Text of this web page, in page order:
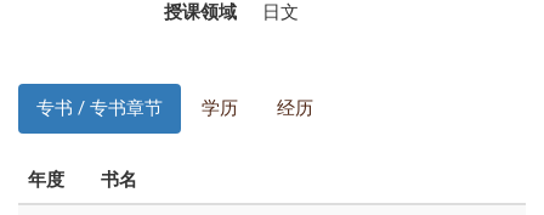
授课领域 日文
专书 / 专书章节 学历 经历
年度 书名